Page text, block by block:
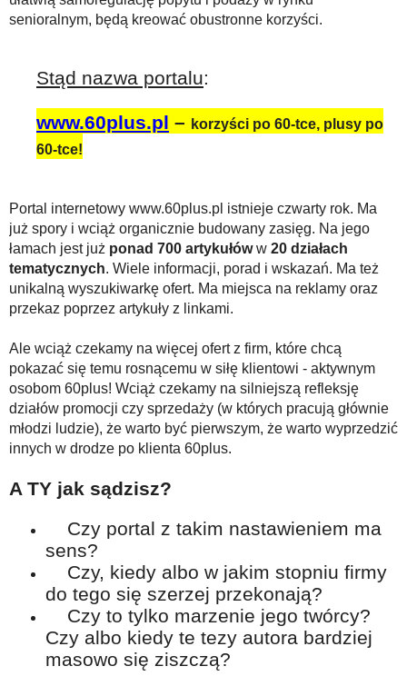
senioralnym, będą kreować obustronne korzyści.
Stąd nazwa portalu:
www.60plus.pl – korzyści po 60-tce, plusy po
60-tce!
Portal internetowy www.60plus.pl istnieje czwarty rok. Ma
już spory i wciąż organicznie budowany zasięg. Na jego
łamach jest już ponad 700 artykułóww 20 działach
tematycznych. Wiele informacji, porad i wskazań. Ma też
unikalną wyszukiwarkę ofert. Ma miejsca na reklamy oraz
przekaz poprzez artykuły z linkami.
Ale wciąż czekamy na więcej ofert z firm, które chcą
pokazać się temu rosnącemu w siłę klientowi - aktywnym
osobom 60plus! Wciąż czekamy na silniejszą refleksję
działów promocji czy sprzedaży (w których pracują głównie
młodzi ludzie), że warto być pierwszym, że warto wyprzedzić
innych w drodze po klienta 60plus.
A TY jak sądzisz?
Czy portal z takim nastawieniem ma
sens?
Czy, kiedy albo w jakim stopniu firmy
do tego się szerzej przekonają?
Czy to tylko marzenie jego twórcy?
Czy albo kiedy te tezy autora bardziej
masowo się ziszczą?